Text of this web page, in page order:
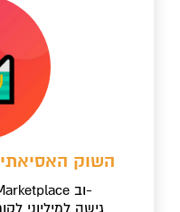
שיין ו-AliExpress — השוק האסיאתי